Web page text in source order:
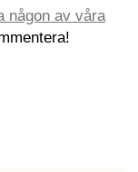
någon av våra